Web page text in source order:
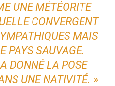
UNE MÉTÉORITE
CONVERGENT
MAIS
PAYS SAUVAGE.
DONNÉ LA POSE
UNE NATIVITÉ. »